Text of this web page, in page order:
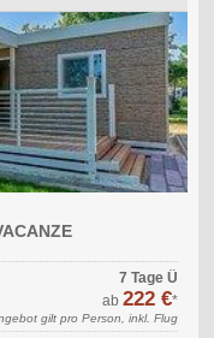
7 Tage Ü
ab222 €*
gilt pro Person, inkl. Flug